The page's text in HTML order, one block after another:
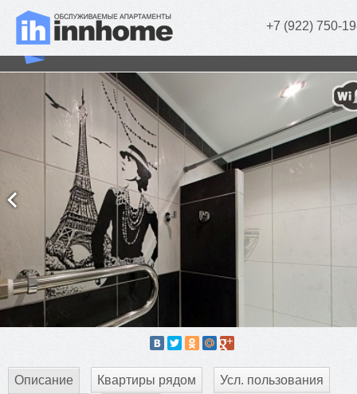
+7 (922) 750-
«Style» (1 комн.)
Описание Квартиры рядом
Усл. пользования